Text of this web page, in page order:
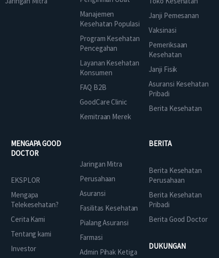
Manajemen
Kesehatan Populasi
Program Kesehatan
Pencegahan
Layanan Kesehatan
Konsumen
FAQ B2B
GoodCare Clinic
Kemitraan Merek
Janji Pemesanan
Vaksinasi
Pemeriksaan
Kesehatan
Janji Fisik
Asuransi Kesehatan
Pribadi
Berita Kesehatan
MENGAPA GOOD
DOCTOR
EKSPLOR
Mengapa
Telekesehatan?
Cerita Kami
Tentang kami
Investor
Jaringan Mitra
Perusahaan
Asuransi
Fasilitas Kesehatan
Pialang Asuransi
Farmasi
Admin Pihak Ketiga
BERITA
Berita Kesehatan
Perusahaan
Berita Kesehatan
Pribadi
Berita Good Doctor
DUKUNGAN